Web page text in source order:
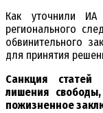
Как уточнили ИА
регионального
обвинительного
для принятия
Санкция статей
лишения
пожизненное